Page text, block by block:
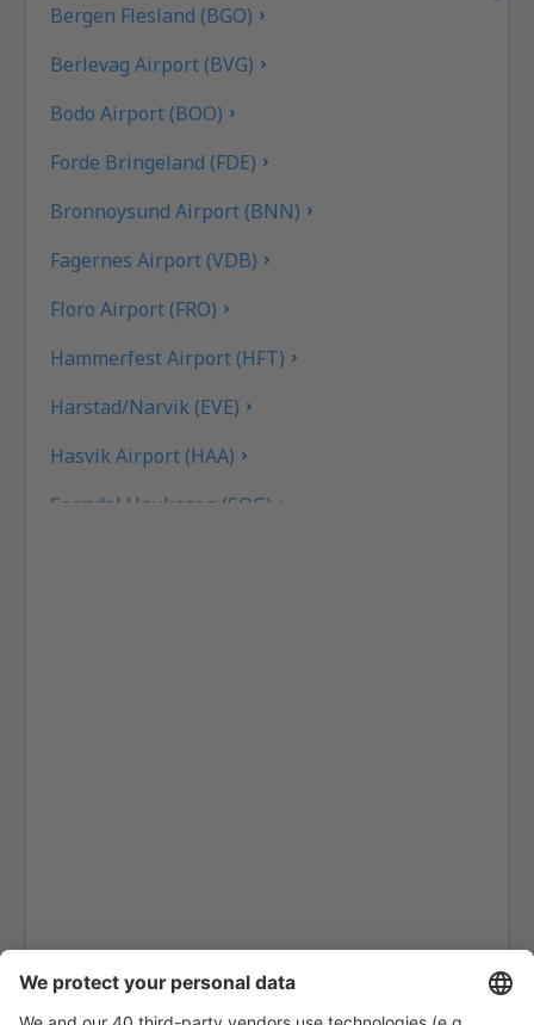
Bergen Flesland (BGO)
Berlevag Airport (BVG)
Bodo Airport (BOO)
Forde Bringeland (FDE)
Bronnoysund Airport (BNN)
Fagernes Airport (VDB)
Floro Airport (FRO)
Hammerfest Airport (HFT)
Harstad/Narvik (EVE)
Hasvik Airport (HAA)
Sogndal Haukasen (SOG)
Leknes Airport (LKN)
Mehamn Airport (MEH)